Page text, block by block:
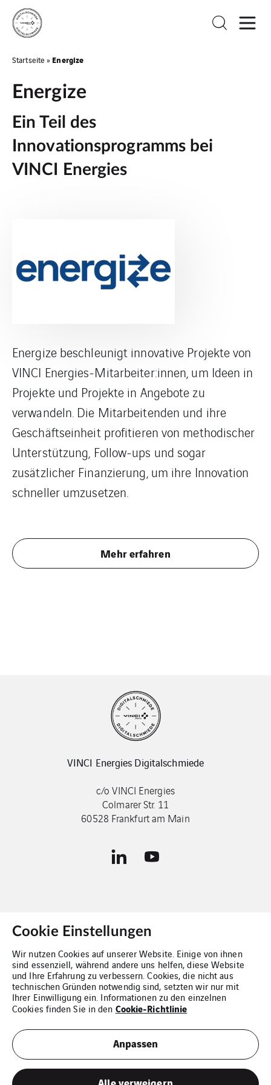
Startseite » Energize
Energize
Ein Teil des
Innovationsprogramms bei
VINCI Energies
Energize beschleunigt innovative Projekte von
VINCI Energies-Mitarbeiter:innen, um Ideen in
Projekte und Projekte in Angebote zu
verwandeln. Die Mitarbeitenden und ihre
Geschäftseinheit profitieren von methodischer
Unterstützung, Follow-ups und sogar
zusätzlicher Finanzierung, um ihre Innovation
schneller umzusetzen.
Mehr erfahren
VINCI Energies Digitalschmiede
c/o VINCI Energies
Colmarer Str. 11
60528 Frankfurt am Main
Kontakt
Impressum
Cookies
Sitemap
Cookie Einstellungen
Wir nutzen Cookies auf unserer Website. Einige von ihnen
sind essenziell, während andere uns helfen, diese Website
und Ihre Erfahrung zu verbessern. Cookies, die nicht aus
technischen Gründen notwendig sind, setzten wir nur mit
Ihrer Einwilligung ein. Informationen zu den einzelnen
Cookies finden Sie in den Cookie-Richtlinie
Anpassen